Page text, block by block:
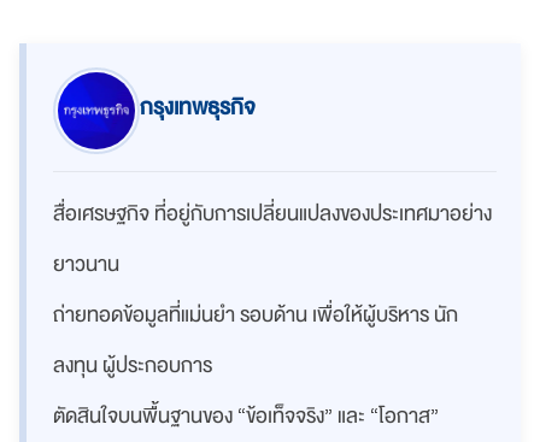
กรุงเทพธุรกิจ
สื่อเศรษฐกิจ ที่อยู่กับการเปลี่ยนแปลงของประเทศมาอย่าง
ยาวนาน
ถ่ายทอดข้อมูลที่แม่นยำ รอบด้าน เพื่อให้ผู้บริหาร นัก
ลงทุน ผู้ประกอบการ
ตัดสินใจบนพื้นฐานของ “ข้อเท็จจริง” และ “โอกาส”